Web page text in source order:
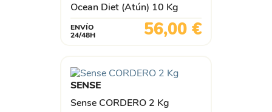
Ocean Diet (atún) 10 Kg
ENVÍO
24/48H
Precio
56,00 €
SENSE
Sense CORDERO 2 Kg